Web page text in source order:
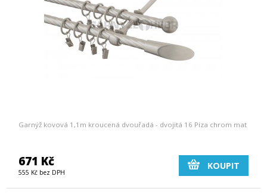
Garnýž kovová 1,1m kroucená dvouřadá - dvojitá 16 Piza chrom mat
671 Kč
555 Kč bez DPH
KOUPIT